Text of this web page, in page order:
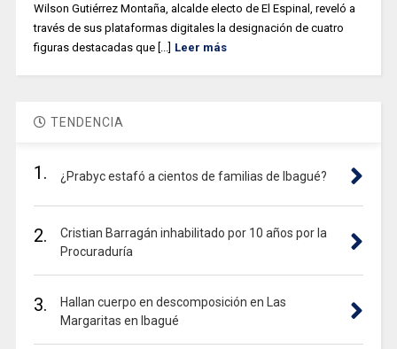
Wilson Gutiérrez Montaña, alcalde electo de El Espinal, reveló a
través de sus plataformas digitales la designación de cuatro
figuras destacadas que [...] Leer más
TENDENCIA
1. ¿Prabyc estafó a cientos de familias de Ibagué?
2.
Cristian Barragán inhabilitado por 10 años por la
Procuraduría
3.
Hallan cuerpo en descomposición en Las
Margaritas en Ibagué